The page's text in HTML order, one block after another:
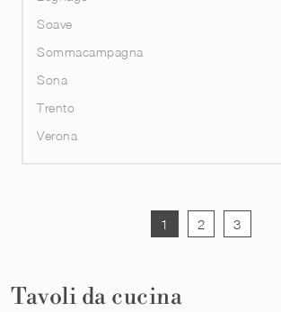
Soave
Sommacampagna
Sona
Trento
Verona
1 2 3
Tavoli da cucina